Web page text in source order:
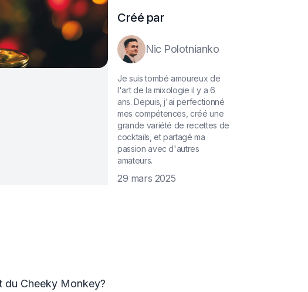
Créé par
Nic Polotnianko
Je suis tombé amoureux de
l'art de la mixologie il y a 6
ans. Depuis, j'ai perfectionné
mes compétences, créé une
grande variété de recettes de
cocktails, et partagé ma
passion avec d'autres
amateurs.
29 mars 2025
du Cheeky Monkey?